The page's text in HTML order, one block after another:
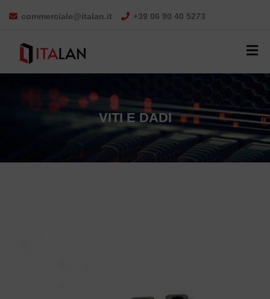
commerciale@italan.it +39 06 90 40 5273
VITI E DADI